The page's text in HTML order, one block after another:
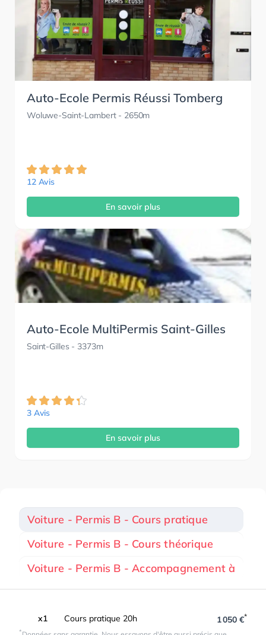
Auto-Ecole Permis Réussi Tomberg
Woluwe-Saint-Lambert- 2650m
12 Avis
En savoir plus
Auto-Ecole MultiPermis Saint-Gilles
Saint-Gilles - 3373m
3 Avis
En savoir plus
Voiture - Permis B - Cours pratique
Voiture - Permis B - Cours théorique
Voiture - Permis B - Accompagnement à
x1 Cours pratique 20h 1 050 €*
*